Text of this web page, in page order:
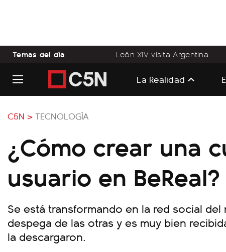
Temas del día León XIV visita Argentina
La Realidad
C5N > TECNOLOGÍA
¿Cómo crear una
usuario en BeReal?
Se está transformando en la red social
despega de las otras y es muy bien
la descargaron.